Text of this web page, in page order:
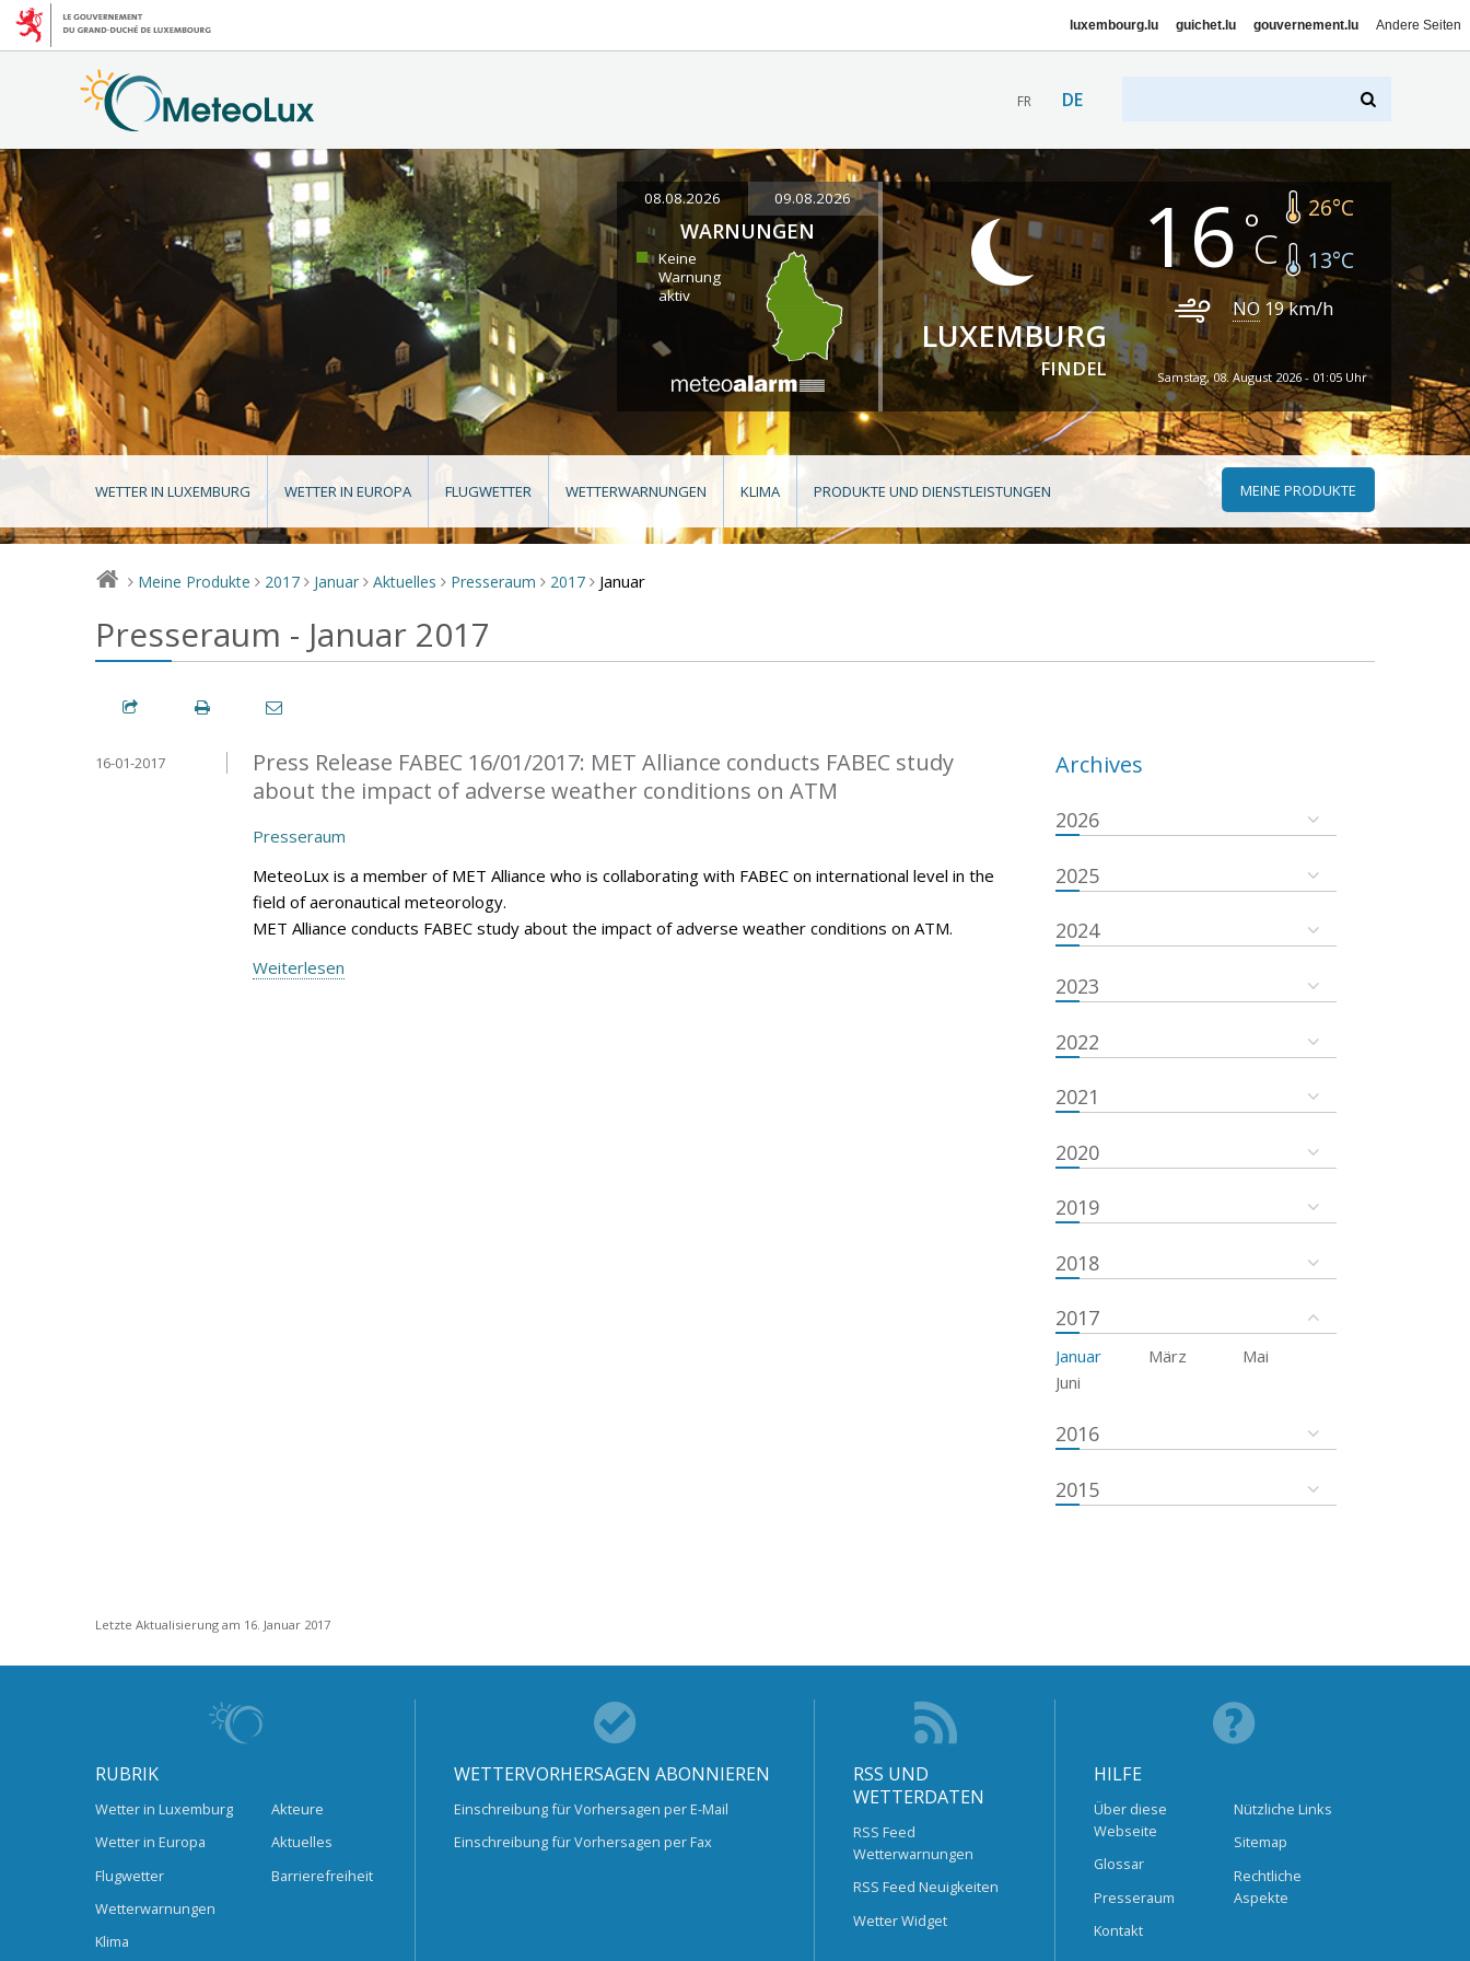
luxembourg.lu guichet.lu gouvernement.lu Andere Seiten
FR DE
08.08.2026 09.08.2026
WARNUNGEN
Keine
Warnung
aktiv
LUXEMBURG
FINDEL
16 26°C
13°C
NO 19km/h
Samstag, 08. August 2026 - 01:05 Uhr
WETTER IN LUXEMBURG WETTER IN EUROPA FLUGWETTER WETTERWARNUNGEN KLIMA PRODUKTE UND DIENSTLEISTUNGEN MEINE PRODUKTE
> Meine Produkte > 2017 > Januar > Aktuelles > Presseraum > 2017 > Januar
Presseraum - Januar 2017
Press Release FABEC 16/01/2017: MET Alliance conducts FABEC study
about the impact of adverse weather conditions on ATM
16-01-2017
Presseraum
MeteoLux is a member of MET Alliance who is collaborating with FABEC on international level in the
field of aeronautical meteorology.
MET Alliance conducts FABEC study about the impact of adverse weather conditions on ATM.
Weiterlesen
Archives
2026
2025
2024
2023
2022
2021
2020
2019
2018
2017
Januar März
Mai
Juni
2016
2015
Letzte Aktualisierung am 16. Januar 2017
RUBRIK
Wetter in Luxemburg
Wetter in Europa
Flugwetter
Wetterwarnungen
Klima
Akteure
Aktuelles
Barrierefreiheit
WETTERVORHERSAGEN ABONNIEREN
Einschreibung für Vorhersagen per E-Mail
Einschreibung für Vorhersagen per Fax
RSS UND
WETTERDATEN
RSS Feed
Wetterwarnungen
RSS Feed Neuigkeiten
Wetter Widget
HILFE
Über diese
Webseite
Glossar
Presseraum
Kontakt
Nützliche Links
Sitemap
Rechtliche
Aspekte